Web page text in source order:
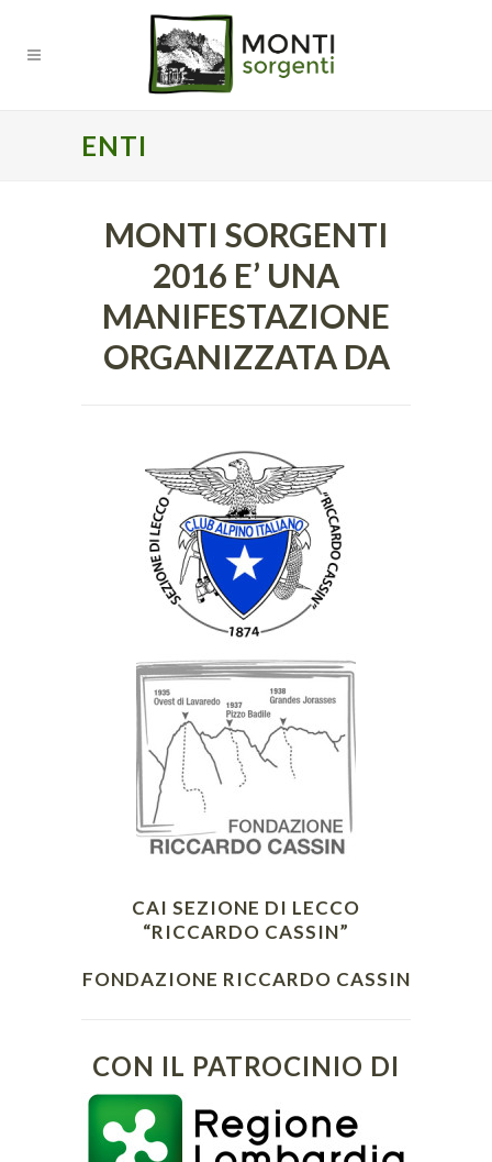
ENTI
MONTI SORGENTI
2016 E’ UNA
MANIFESTAZIONE
ORGANIZZATA DA
CAI SEZIONE DI LECCO
“RICCARDO CASSIN”
FONDAZIONE RICCARDO CASSIN
CON IL PATROCINIO DI